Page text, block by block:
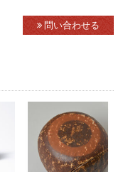
問い合わせる